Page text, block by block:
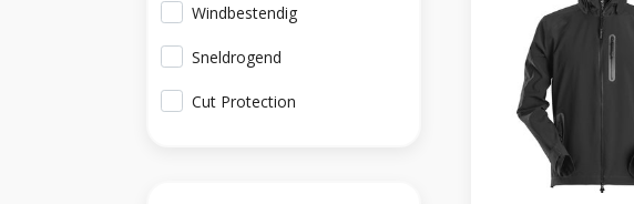
Windbestendig
Sneldrogend
Cut Protection